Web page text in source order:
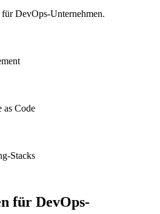
DevOps-Unternehmen.
as Code
Stacks
für DevOps-